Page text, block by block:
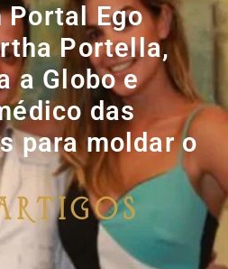
Portal Ego
Portella,
a Globo e
das
para moldar o